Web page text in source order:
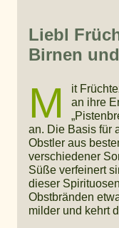
Liebl
Birnen
M
it
an ihre
an. Die Basis für
Obstler aus
verschiedener
Süße verfeinert
dieser
Obstbränden
milder und kehrt